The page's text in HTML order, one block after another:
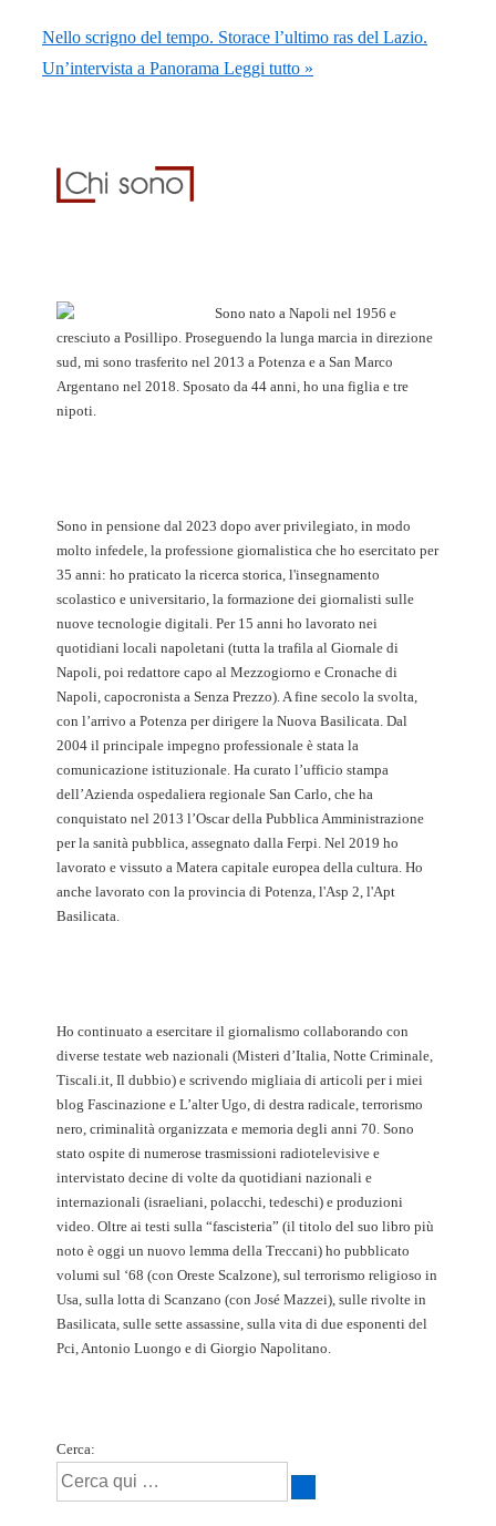
Nello scrigno del tempo. Storace l’ultimo ras del Lazio.
Un’intervista a Panorama Leggi tutto »
Sono nato a Napoli nel 1956 e
cresciuto a Posillipo. Proseguendo la lunga marcia in direzione
sud, mi sono trasferito nel 2013 a Potenza e a San Marco
Argentano nel 2018. Sposato da 44 anni, ho una figlia e tre
nipoti.
Sono in pensione dal 2023 dopo aver privilegiato, in modo
molto infedele, la professione giornalistica che ho esercitato per
35 anni: ho praticato la ricerca storica, l'insegnamento
scolastico e universitario, la formazione dei giornalisti sulle
nuove tecnologie digitali. Per 15 anni ho lavorato nei
quotidiani locali napoletani (tutta la trafila al Giornale di
Napoli, poi redattore capo al Mezzogiorno e Cronache di
Napoli, capocronista a Senza Prezzo). A fine secolo la svolta,
con l’arrivo a Potenza per dirigere la Nuova Basilicata. Dal
2004 il principale impegno professionale è stata la
comunicazione istituzionale. Ha curato l’ufficio stampa
dell’Azienda ospedaliera regionale San Carlo, che ha
conquistato nel 2013 l’Oscar della Pubblica Amministrazione
per la sanità pubblica, assegnato dalla Ferpi. Nel 2019 ho
lavorato e vissuto a Matera capitale europea della cultura. Ho
anche lavorato con la provincia di Potenza, l'Asp 2, l'Apt
Basilicata.
Ho continuato a esercitare il giornalismo collaborando con
diverse testate web nazionali (Misteri d’Italia, Notte Criminale,
Tiscali.it, Il dubbio) e scrivendo migliaia di articoli per i miei
blog Fascinazione e L’alter Ugo, di destra radicale, terrorismo
nero, criminalità organizzata e memoria degli anni 70. Sono
stato ospite di numerose trasmissioni radiotelevisive e
intervistato decine di volte da quotidiani nazionali e
internazionali (israeliani, polacchi, tedeschi) e produzioni
video. Oltre ai testi sulla “fascisteria” (il titolo del suo libro più
noto è oggi un nuovo lemma della Treccani) ho pubblicato
volumi sul ‘68 (con Oreste Scalzone), sul terrorismo religioso in
Usa, sulla lotta di Scanzano (con José Mazzei), sulle rivolte in
Basilicata, sulle sette assassine, sulla vita di due esponenti del
Pci, Antonio Luongo e di Giorgio Napolitano.
Cerca: